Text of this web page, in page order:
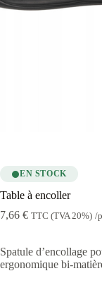
EN STOCK
Table à encoller
7,66 € TTC (TVA 20%) /
Spatule d’encollage
ergonomique bi-